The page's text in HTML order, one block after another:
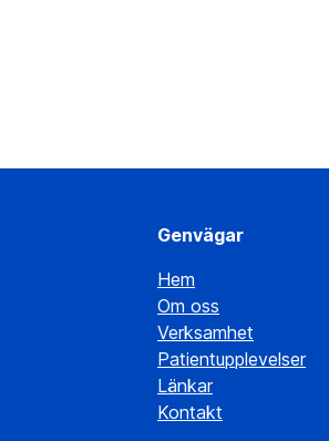
Genvägar
Hem
Om oss
Verksamhet
Patientupplevelser
Länkar
Kontakt